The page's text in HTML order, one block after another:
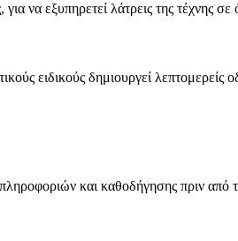
να εξυπηρετεί λάτρεις της τέχνης
ειδικούς δημιουργεί
και καθοδήγησης πριν